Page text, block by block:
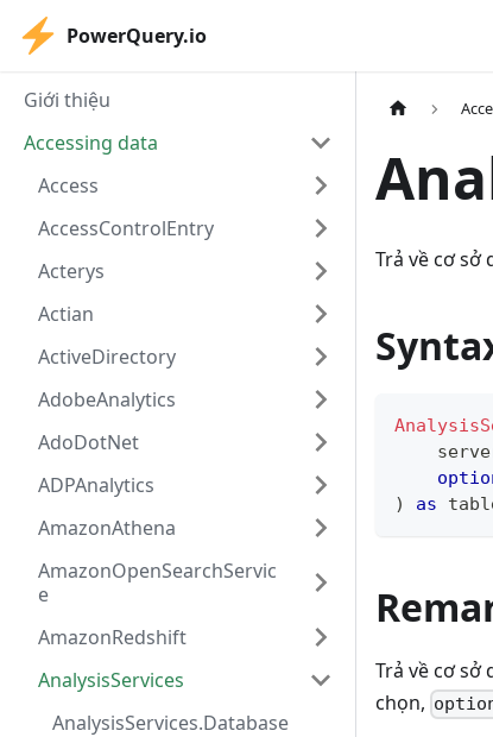
PowerQuery.io
Giới thiệu
Accessing data
Access
AccessControlEntry
Acterys
Actian
ActiveDirectory
AdobeAnalytics
AdoDotNet
ADPAnalytics
AmazonAthena
AmazonOpenSearchServic
e
AmazonRedshift
AnalysisServices
AnalysisServices.Database
Trả về cơ sở
)
as
Trả về cơ sở
chọn,